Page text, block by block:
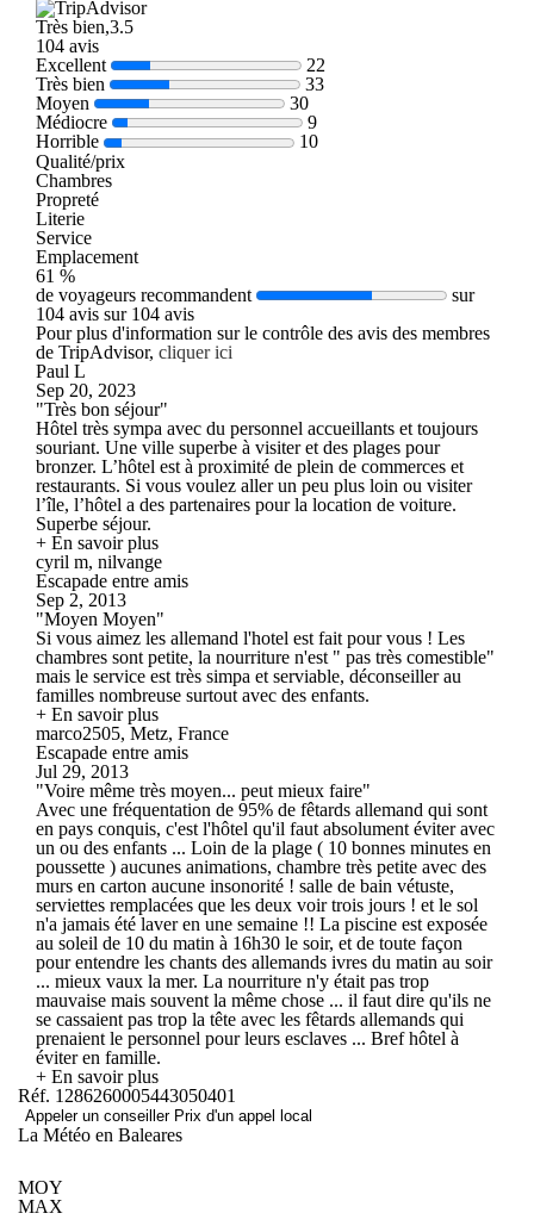
Très bien,3.5
104 avis
Excellent
22
Très bien
33
Moyen
30
Médiocre
9
Horrible
10
Qualité/prix
Chambres
Propreté
Literie
Service
Emplacement
61 %
de voyageurs recommandent
sur
104 avis sur 104 avis
Pour plus d'information sur le contrôle des avis des membres
de TripAdvisor, cliquer ici
Paul L
Sep 20, 2023
"Très bon séjour"
Hôtel très sympa avec du personnel accueillants et toujours
souriant. Une ville superbe à visiter et des plages pour
bronzer. L’hôtel est à proximité de plein de commerces et
restaurants. Si vous voulez aller un peu plus loin ou visiter
l’île, l’hôtel a des partenaires pour la location de voiture.
Superbe séjour.
+ En savoir plus
cyril m, nilvange
Escapade entre amis
Sep 2, 2013
"Moyen Moyen"
Si vous aimez les allemand l'hotel est fait pour vous ! Les
chambres sont petite, la nourriture n'est " pas très comestible"
mais le service est très simpa et serviable, déconseiller au
familles nombreuse surtout avec des enfants.
+ En savoir plus
marco2505, Metz, France
Escapade entre amis
Jul 29, 2013
"Voire même très moyen... peut mieux faire"
Avec une fréquentation de 95% de fêtards allemand qui sont
en pays conquis, c'est l'hôtel qu'il faut absolument éviter avec
un ou des enfants ... Loin de la plage ( 10 bonnes minutes en
poussette ) aucunes animations, chambre très petite avec des
murs en carton aucune insonorité ! salle de bain vétuste,
serviettes remplacées que les deux voir trois jours ! et le sol
n'a jamais été laver en une semaine !! La piscine est exposée
au soleil de 10 du matin à 16h30 le soir, et de toute façon
pour entendre les chants des allemands ivres du matin au soir
... mieux vaux la mer. La nourriture n'y était pas trop
mauvaise mais souvent la même chose ... il faut dire qu'ils ne
se cassaient pas trop la tête avec les fêtards allemands qui
prenaient le personnel pour leurs esclaves ... Bref hôtel à
éviter en famille.
+ En savoir plus
Réf. 1286260005443050401
Appeler un conseiller Prix d'un appel local
La Météo en Baleares
MOY
MAX